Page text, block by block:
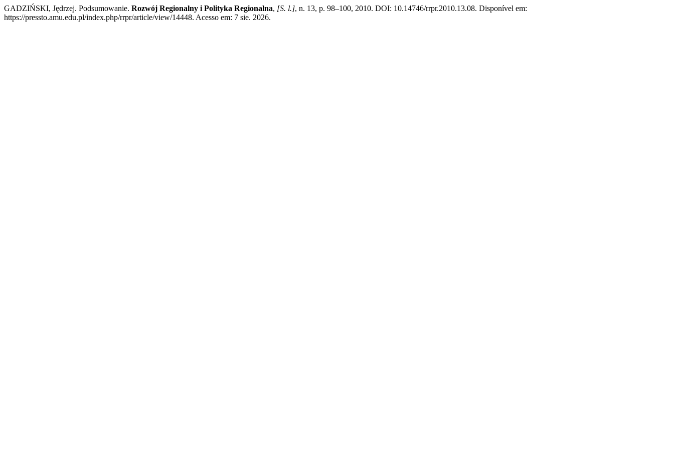
GADZIŃSKI, Jędrzej. Podsumowanie. Rozwój Regionalny i Polityka Regionalna, [S. l.], n. 13, p. 98–100, 2010. DOI: 10.14746/rrpr.2010.13.08. Disponível em:
https://pressto.amu.edu.pl/index.php/rrpr/article/view/14448. Acesso em: 7 sie. 2026.